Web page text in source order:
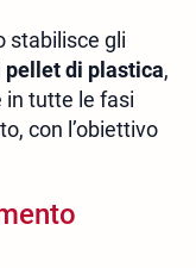
stabilisce gli
di plastica,
in tutte le fasi
con l’obiettivo